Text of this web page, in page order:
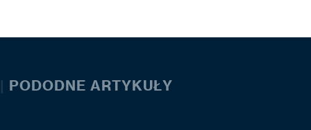
| PODODNE ARTYKUŁY